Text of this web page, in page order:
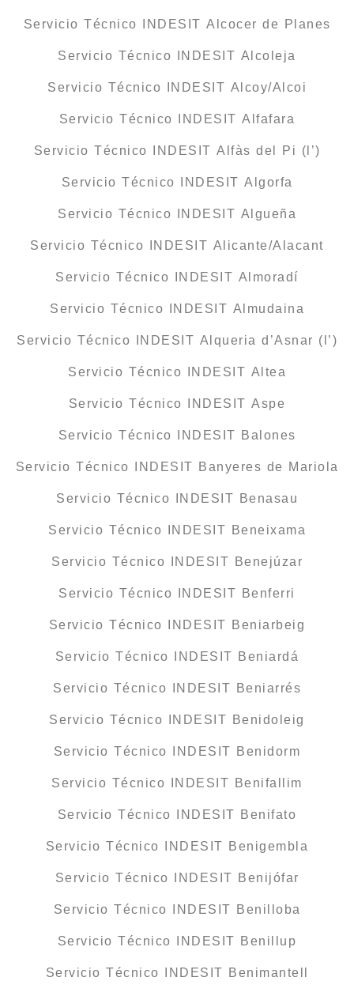
Servicio Técnico INDESIT Alcocer de Planes
Servicio Técnico INDESIT Alcoleja
Servicio Técnico INDESIT Alcoy/Alcoi
Servicio Técnico INDESIT Alfafara
Servicio Técnico INDESIT Alfàs del Pi (l’)
Servicio Técnico INDESIT Algorfa
Servicio Técnico INDESIT Algueña
Servicio Técnico INDESIT Alicante/Alacant
Servicio Técnico INDESIT Almoradí
Servicio Técnico INDESIT Almudaina
Servicio Técnico INDESIT Alqueria d’Asnar (l’)
Servicio Técnico INDESIT Altea
Servicio Técnico INDESIT Aspe
Servicio Técnico INDESIT Balones
Servicio Técnico INDESIT Banyeres de Mariola
Servicio Técnico INDESIT Benasau
Servicio Técnico INDESIT Beneixama
Servicio Técnico INDESIT Benejúzar
Servicio Técnico INDESIT Benferri
Servicio Técnico INDESIT Beniarbeig
Servicio Técnico INDESIT Beniardá
Servicio Técnico INDESIT Beniarrés
Servicio Técnico INDESIT Benidoleig
Servicio Técnico INDESIT Benidorm
Servicio Técnico INDESIT Benifallim
Servicio Técnico INDESIT Benifato
Servicio Técnico INDESIT Benigembla
Servicio Técnico INDESIT Benijófar
Servicio Técnico INDESIT Benilloba
Servicio Técnico INDESIT Benillup
Servicio Técnico INDESIT Benimantell